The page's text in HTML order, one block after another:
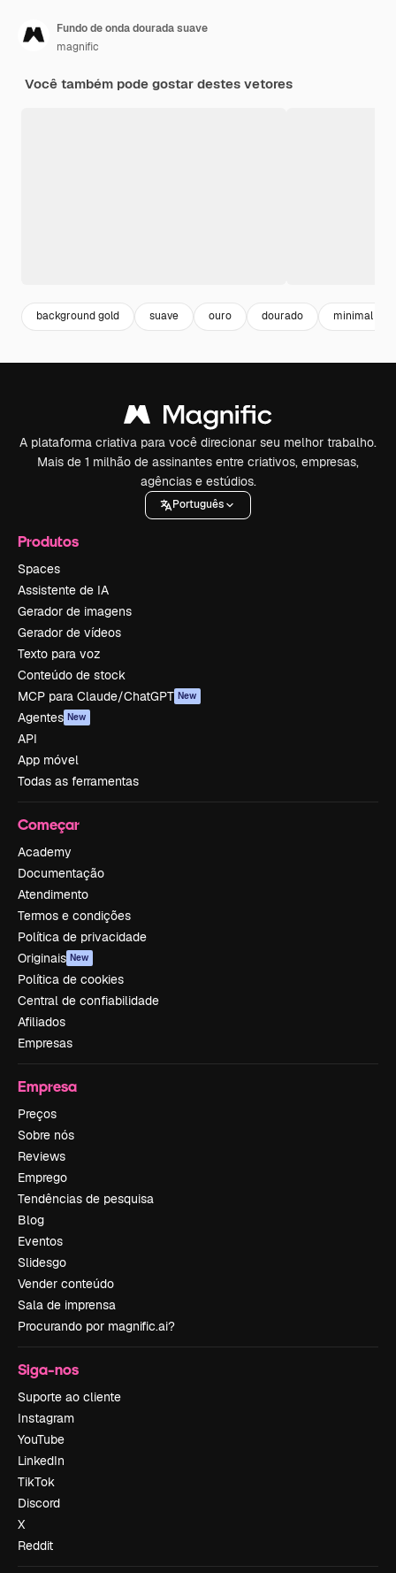
Fundo de onda dourada suave
magnific
Você também pode gostar destes vetores
background gold suave ouro dourado minimal
A plataforma criativa para você direcionar seu melhor trabalho.
Mais de 1 milhão de assinantes entre criativos, empresas,
agências e estúdios.
Português
Produtos
Spaces
Assistente de IA
Gerador de imagens
Gerador de vídeos
Texto para voz
Conteúdo de stock
MCP para Claude/ChatGPT New
Agentes New
API
App móvel
Todas as ferramentas
Começar
Academy
Documentação
Atendimento
Termos e condições
Política de privacidade
Originais New
Política de cookies
Central de confiabilidade
Afiliados
Empresas
Empresa
Preços
Sobre nós
Reviews
Emprego
Tendências de pesquisa
Blog
Eventos
Slidesgo
Vender conteúdo
Sala de imprensa
Procurando por magnific.ai?
Siga-nos
Suporte ao cliente
Instagram
YouTube
LinkedIn
TikTok
Discord
X
Reddit